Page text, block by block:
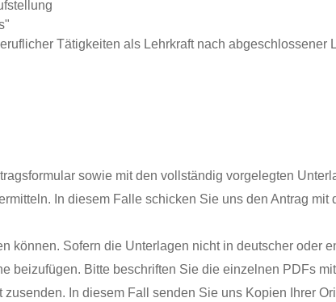
Tätigkeiten als Lehrkraft nach abgeschlossener
sowie mit den vollständig vorgelegten
In diesem Falle schicken Sie uns den Antrag
können. Sofern die Unterlagen nicht in deutscher oder
beizufügen. Bitte beschriften Sie die einzelnen PDFs
In diesem Fall senden Sie uns Kopien Ihrer